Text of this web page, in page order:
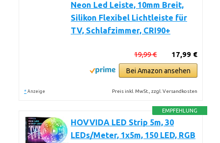
Neon Led Leiste, 10mm Breit,
Silikon Flexibel Lichtleiste für
TV, Schlafzimmer, CRI90+
17,99 €
19,99 €
Bei Amazon ansehen
* Anzeige Preis inkl. MwSt., zzgl. Versandkosten
EMPFEHLUNG
HOVVIDA LED Strip 5m, 30
LEDs/Meter, 1x5m, 150 LED, RGB